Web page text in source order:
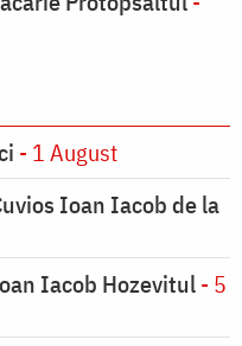
- 1 August
Ioan Iacob de la
Iacob Hozevitul- 5